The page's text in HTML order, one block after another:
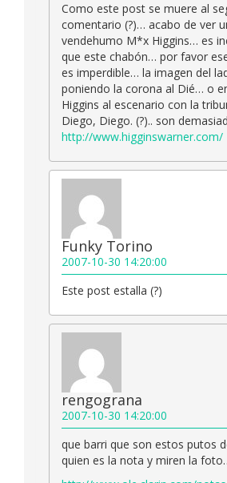
Como este post se muere al
comentario (?)… acabo de ver
vendehumo M*x Higgins… es
que este chabón… por favor
es imperdible… la imagen del
poniendo la corona al Dié… o
Higgins al escenario con la
Diego, Diego. (?).. son
http://www.higginswarner.com/
Funky Torino
2007-10-30 14:20:00
Este post estalla (?)
rengograna
2007-10-30 14:20:00
que barri que son estos putos
quien es la nota y miren la